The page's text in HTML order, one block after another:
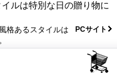
ルは特別な日の贈り物に
格あるスタイルは
PCサイト